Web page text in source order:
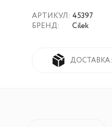
АРТИКУЛ:
БРЕНД:
45397
Cilek
ДОСТАВКА: